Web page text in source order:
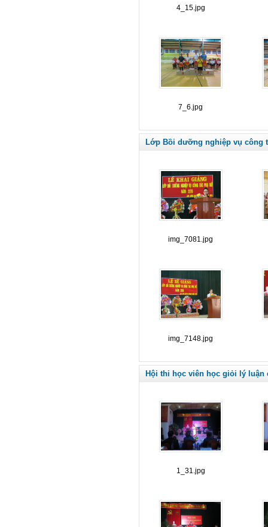
4_15.jpg
7_6.jpg
Lớp Bồi dưỡng nghiệp vụ công
img_7081.jpg
img_7148.jpg
Hội thi học viên học giỏi lý luận
1_31.jpg